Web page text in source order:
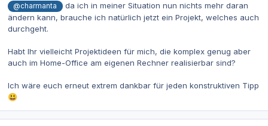
@charmanta
da ich in meiner Situation nun nichts mehr daran
ändern kann, brauche ich natürlich jetzt ein Projekt, welches auch
durchgeht.
Habt Ihr vielleicht Projektideen für mich, die komplex genug aber
auch im Home-Office am eigenen Rechner realisierbar sind?
Ich wäre euch erneut extrem dankbar für jeden konstruktiven Tipp
😃